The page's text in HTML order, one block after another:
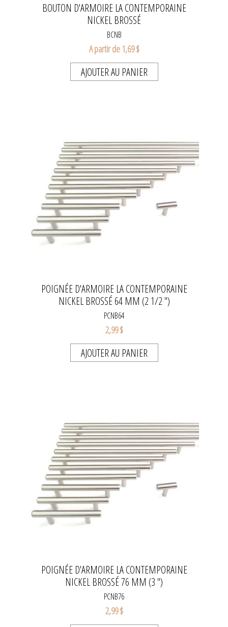
BOUTON D'ARMOIRE LA CONTEMPORAINE
NICKEL BROSSÉ
BCNB
A partir de 1,69 $
AJOUTER AU PANIER
POIGNÉE D'ARMOIRE LA CONTEMPORAINE
NICKEL BROSSÉ 64 MM (2 1/2 ")
PCNB64
2,99 $
AJOUTER AU PANIER
POIGNÉE D'ARMOIRE LA CONTEMPORAINE
NICKEL BROSSÉ 76 MM (3 ")
PCNB76
2,99 $